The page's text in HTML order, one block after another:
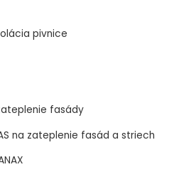
pivnice
fasády
na zateplenie fasád a striech